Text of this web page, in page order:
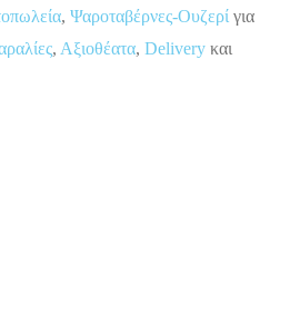
, Ψαροταβέρνες-Ουζερί για
, Αξιοθέατα, Delivery και